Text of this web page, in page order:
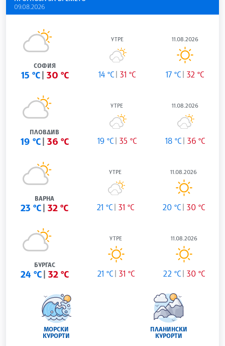
09.08.2026
СОФИЯ
15 °C 30 °C
УТРЕ
14 °C 31 °C
11.08.2026
17 °C 32 °C
ПЛОВДИВ
19 °C 36 °C
УТРЕ
19 °C 35 °C
11.08.2026
18 °C 36 °C
ВАРНА
23 °C 32 °C
УТРЕ
21 °C 31 °C
11.08.2026
20 °C 30 °C
БУРГАС
24 °C 32 °C
УТРЕ
21 °C 31 °C
11.08.2026
22 °C 30 °C
МОРСКИ
КУРОРТИ
ПЛАНИНСКИ
КУРОРТИ